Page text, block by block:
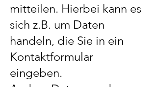
mitteilen. Hierbei kann es
sich z.B. um Daten
handeln, die Sie in ein
Kontaktformular
eingeben.